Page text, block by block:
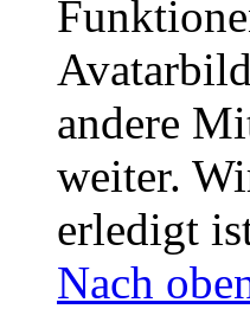
andere
weiter.
erledigt
Nach